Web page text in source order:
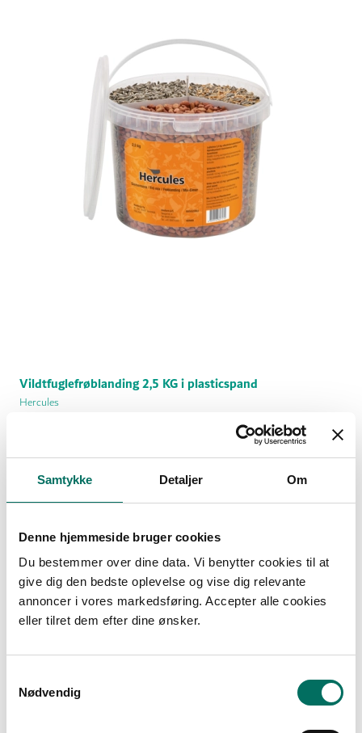
Samtykke Detaljer Om
Denne hjemmeside bruger cookies
Du bestemmer over dine data. Vi benytter cookies til at
give dig den bedste oplevelse og vise dig relevante
annoncer i vores markedsføring. Accepter alle cookies
eller tilret dem efter dine ønsker.
Nødvendig
Vildtfuglefrøblanding 2,5 KG i plasticspand
Hercules
75,00 DKK
(inkl. moms)
Vis produkt